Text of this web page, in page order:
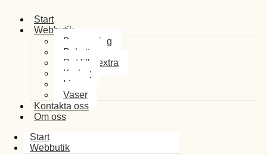
Start
Webbutik
Begravning
Buketter
Det lilla extra
Krukor
Ljus
Vaser
Kontakta oss
Om oss
Start
Webbutik